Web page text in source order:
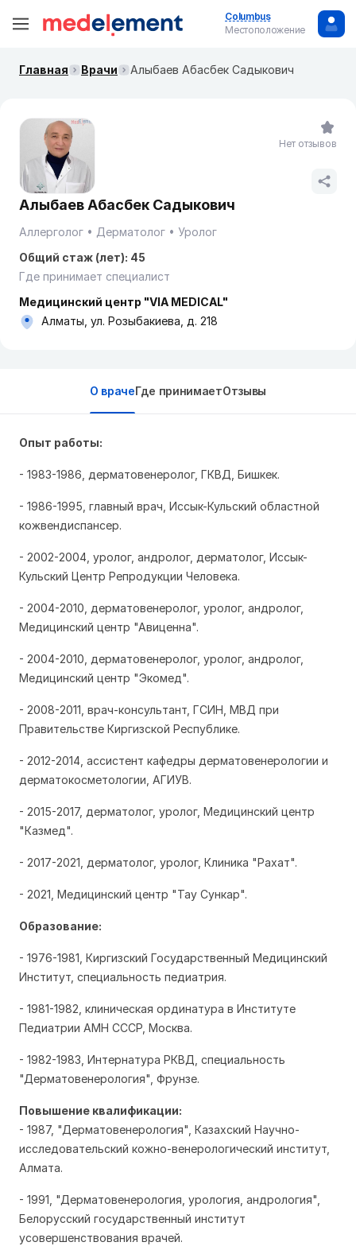
Columbus
Местоположение
Главная Врачи Алыбаев Абасбек Садыкович
Алыбаев Абасбек Садыкович
Аллерголог Дерматолог
Уролог
Общий стаж (лет): 45
Где принимает специалист
Медицинский центр "VIA MEDICAL"
Алматы, ул. Розыбакиева, д. 218
Нет отзывов
О врачеГде принимаетОтзывы
Опыт работы:
- 1983-1986, дерматовенеролог, ГКВД, Бишкек.
- 1986-1995, главный врач, Иссык-Кульский областной
кожвендиспансер.
- 2002-2004, уролог, андролог, дерматолог, Иссык-
Кульский Центр Репродукции Человека.
- 2004-2010, дерматовенеролог, уролог, андролог,
Медицинский центр "Авиценна".
- 2004-2010, дерматовенеролог, уролог, андролог,
Медицинский центр "Экомед".
- 2008-2011, врач-консультант, ГСИН, МВД при
Правительстве Киргизской Республике.
- 2012-2014, ассистент кафедры дерматовенерологии и
дерматокосметологии, АГИУВ.
- 2015-2017, дерматолог, уролог, Медицинский центр
"Казмед".
- 2017-2021, дерматолог, уролог, Клиника "Рахат".
- 2021, Медицинский центр "Тау Сункар".
Образование:
- 1976-1981, Киргизский Государственный Медицинский
Институт, специальность педиатрия.
- 1981-1982, клиническая ординатура в Институте
Педиатрии АМН СССР, Москва.
- 1982-1983, Интернатура РКВД, специальность
"Дерматовенерология", Фрунзе.
Повышение квалификации:
- 1987, "Дерматовенерология", Казахский Научно-
исследовательский кожно-венерологический институт,
Алмата.
- 1991, "Дерматовенерология, урология, андрология",
Белорусский государственный институт
усовершенствования врачей.